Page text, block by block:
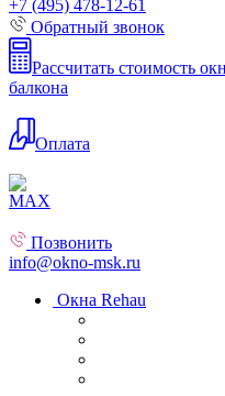
+7 (495) 478-12-61
Обратный звонок
Рассчитать стоимость
балкона
Оплата
Позвонить
info@okno-msk.ru
Окна Rehau